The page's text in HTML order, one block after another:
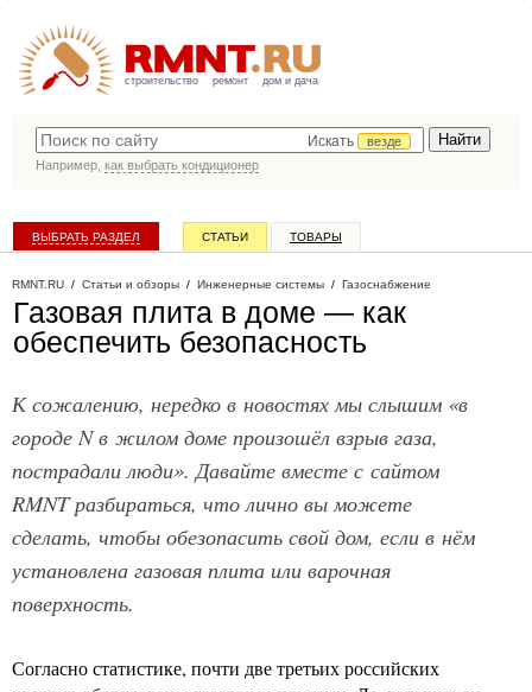
строительство ремонт дом и дача
Искать
везде
Например, как выбрать кондиционер
ВЫБРАТЬ РАЗДЕЛ СТАТЬИ ТОВАРЫ
RMNT.RU / Статьи и обзоры / Инженерные системы / Газоснабжение
Газовая плита в доме — как
обеспечить безопасность
К сожалению, нередко в новостях мы слышим «в
городе N в жилом доме произошёл взрыв газа,
пострадали люди». Давайте вместе с сайтом
RMNT разбираться, что лично вы можете
сделать, чтобы обезопасить свой дом, если в нём
установлена газовая плита или варочная
поверхность.
Согласно статистике, почти две третьих российских